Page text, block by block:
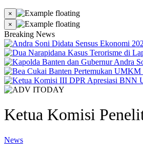
×
×
Breaking News
Ketua Komisi
News